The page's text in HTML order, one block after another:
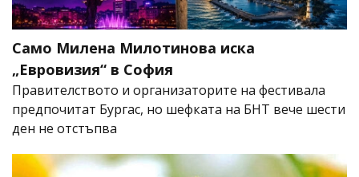
Само Милена Милотинова иска
„Евровизия“ в София
Правителството и организаторите на фестивала
предпочитат Бургас, но шефката на БНТ вече шести
ден не отстъпва